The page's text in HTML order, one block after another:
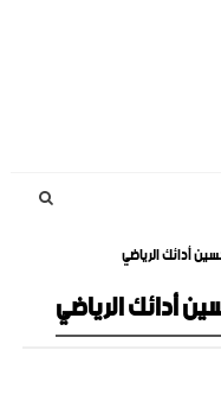
أدائك الرياضي
أدائك الرياضي